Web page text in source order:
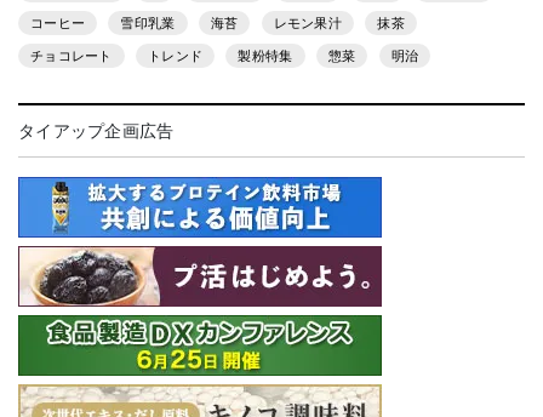
コーヒー 雪印乳業 海苔 レモン果汁 抹茶
チョコレート トレンド 製粉特集 惣菜 明治
タイアップ企画広告